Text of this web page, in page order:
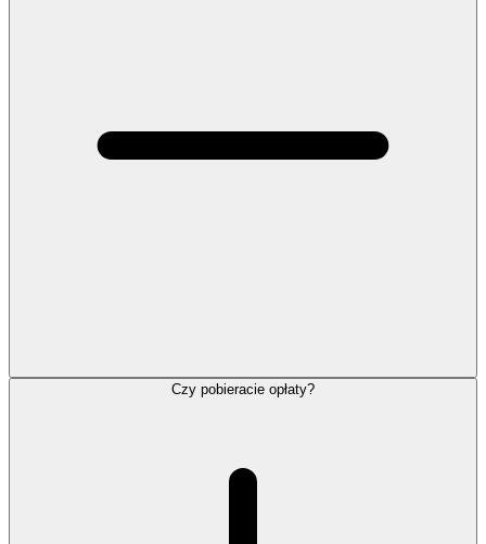
Czy pobieracie opłaty?